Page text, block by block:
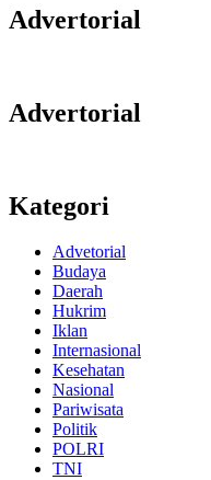
Advertorial
Advertorial
Kategori
Advetorial
Budaya
Daerah
Hukrim
Iklan
Internasional
Kesehatan
Nasional
Pariwisata
Politik
POLRI
TNI